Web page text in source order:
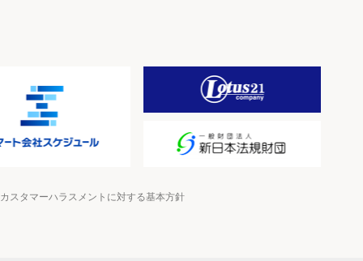
カスタマーハラスメントに対する基本方針